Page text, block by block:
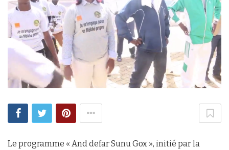
Le programme « And defar Sunu Gox », initié par la